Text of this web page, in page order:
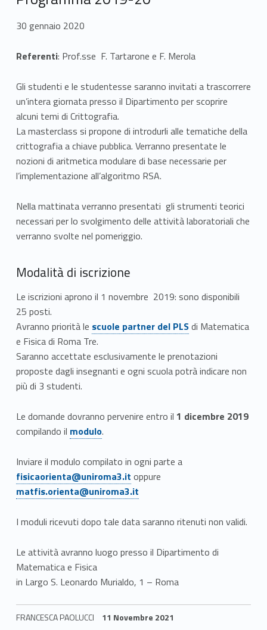
a
s
e
r
c
l
s
s
d
i
M
a
t
e
m
a
t
i
c
a
:
A
l
g
30 gennaio 2020
Referenti: Prof.sse F. Tartarone e F. Merola
Gli studenti e le studentesse saranno invitati a trascorrere
un’intera giornata presso il Dipartimento per scoprire
alcuni temi di Crittografia.
La masterclass si propone di introdurli alle tematiche della
crittografia a chiave pubblica. Verranno presentate le
nozioni di aritmetica modulare di base necessarie per
l’implementazione all’algoritmo RSA.
Nella mattinata verranno presentati gli strumenti teorici
necessari per lo svolgimento delle attività laboratoriali che
verranno svolte nel pomeriggio.
Modalità di iscrizione
Le iscrizioni aprono il 1 novembre 2019: sono disponibili
25 posti.
Avranno priorità le scuole partner del PLSdi Matematica
e Fisica di Roma Tre.
Saranno accettate esclusivamente le prenotazioni
proposte dagli insegnanti e ogni scuola potrà indicare non
più di 3 studenti.
Le domande dovranno pervenire entro il 1 dicembre 2019
compilando il modulo.
Inviare il modulo compilato in ogni parte a
fisicaorienta@uniroma3.it oppure
matfis.orienta@uniroma3.it
I moduli ricevuti dopo tale data saranno ritenuti non validi.
Le attività avranno luogo presso il Dipartimento di
Matematica e Fisica
in Largo S. Leonardo Murialdo, 1 – Roma
FRANCESCA PAOLUCCI 11 Novembre 2021